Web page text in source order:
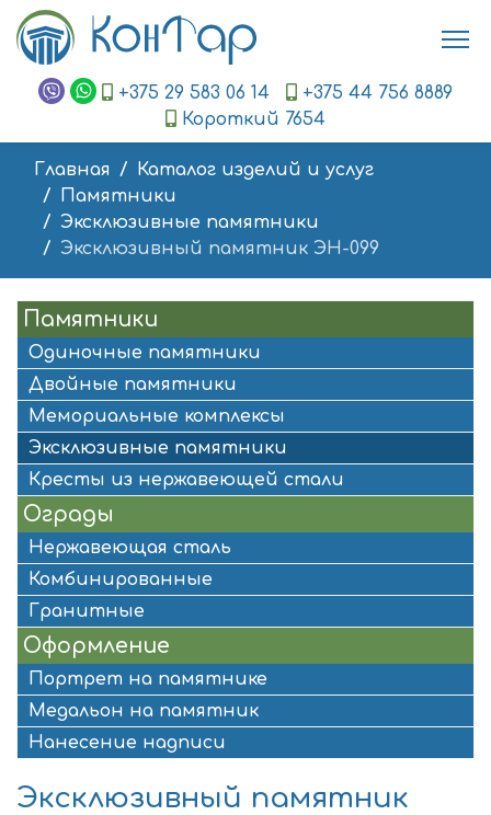
+375 29 583 06 14
+375 44 756 8889
Короткий 7654
Главная
Каталог изделий и услуг
Памятники
Эксклюзивные памятники
Эксклюзивный памятник ЭН-099
Памятники
Одиночные памятники
Двойные памятники
Мемориальные комплексы
Эксклюзивные памятники
Кресты из нержавеющей стали
Ограды
Нержавеющая сталь
Комбинированные
Гранитные
Оформление
Портрет на памятнике
Медальон на памятник
Нанесение надписи
Эксклюзивный памятник